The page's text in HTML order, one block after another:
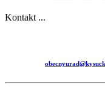
Kontakt ...